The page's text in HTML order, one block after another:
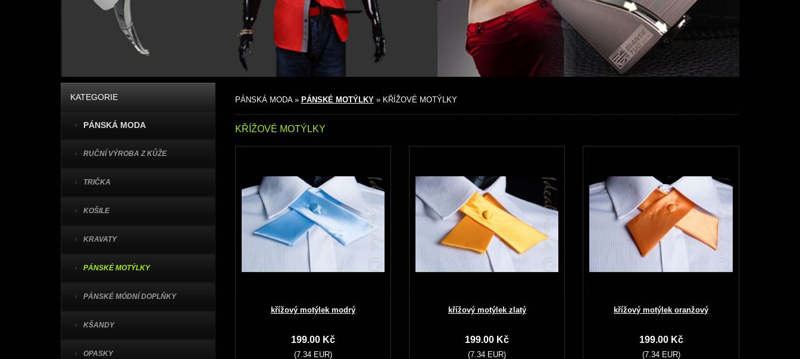
KATEGORIE
PÁNSKÁ MODA
RUČNÍ VÝROBA Z KŮŽE
TRIČKA
KOŠILE
KRAVATY
PÁNSKÉ MOTÝLKY
PÁNSKÉ MÓDNÍ DOPLŇKY
KŠANDY
OPASKY
PÁNSKÁ MODA » PÁNSKÉ MOTÝLKY» KŘÍŽOVÉ MOTÝLKY
KŘÍŽOVÉ MOTÝLKY
křížový motýlek modrý
199.00 Kč
(7.34 EUR)
křížový motýlek zlatý
199.00 Kč
(7.34 EUR)
křížový motýlek oranžový
199.00 Kč
(7.34 EUR)